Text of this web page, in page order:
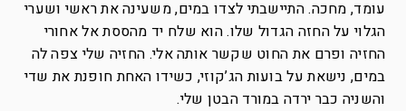
עומד, מחכה. התיישבתי לצדו במים, משעינה את ראשי ושערי
הגלוי על החזה הגדול שלו. הוא שלח יד מהססת אל אחורי
החזיה ופרם את החוט שקשר אותה אלי. החזיה שלי צפה לה
במים, נישאת על בועות הג’קוזי, כשידו האחת חופנת את שדי
והשניה כבר ירדה במורד הבטן שלי.